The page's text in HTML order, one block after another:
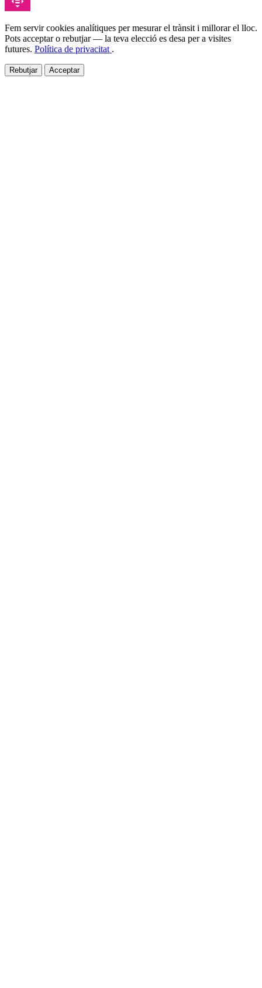
Fem servir cookies analítiques per mesurar el trànsit i millorar el lloc.
Pots acceptar o rebutjar — la teva elecció es desa per a visites
futures. Política de privacitat .
Rebutjar Acceptar